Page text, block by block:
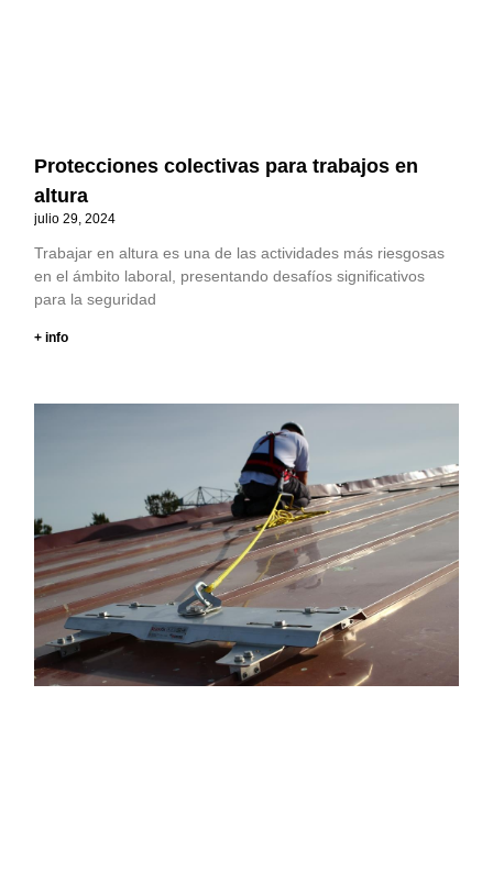
Protecciones colectivas para trabajos en
altura
julio 29, 2024
Trabajar en altura es una de las actividades más riesgosas
en el ámbito laboral, presentando desafíos significativos
para la seguridad
+ info